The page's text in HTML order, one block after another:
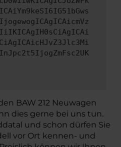
BAW 212 Neuwagen
dies gerne bei uns tun.
und schon dürfen Sie
vor Ort kennen- und